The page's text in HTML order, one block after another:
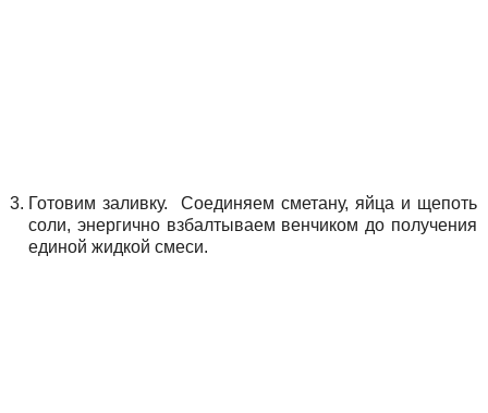
Готовим заливку. Соединяем сметану, яйца и щепоть
соли, энергично взбалтываем венчиком до получения
единой жидкой смеси.